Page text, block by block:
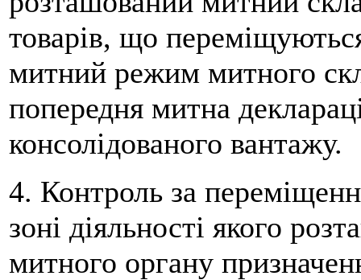
товарів, що
митний режим митного
попередня митна
консолідованого вантажу.
4. Контроль за
зоні діяльності якого
митного органу